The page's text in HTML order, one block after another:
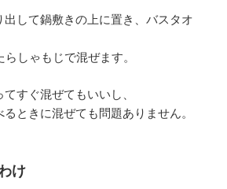
して鍋敷きの上に置き、バスタオ
しゃもじで混ぜます。
すぐ混ぜてもいいし、
ときに混ぜても問題ありません。
け